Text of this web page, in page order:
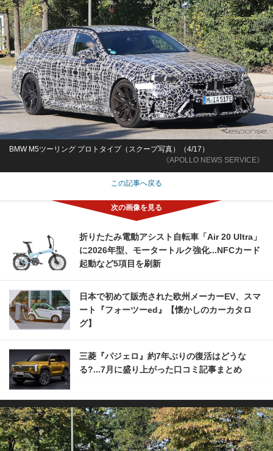
《APOLLO NEWS SERVICE》
BMW M5ツーリング プロトタイプ（スクープ写真）（4/17）
この記事へ戻る
折りたたみ電動アシスト自転車「Air 20 Ultra」
に2026年型、モータートルク強化...NFCカード
起動など5項目を刷新
日本で初めて販売された欧州メーカーEV、スマ
ート『フォーツーed』【懐かしのカーカタロ
グ】
三菱『パジェロ』約7年ぶりの復活はどうな
る?...7月に盛り上がった口コミ記事まとめ